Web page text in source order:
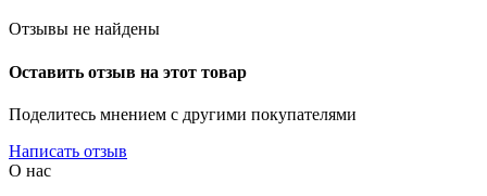
Отзывы не найдены
Оставить отзыв на этот товар
Поделитесь мнением с другими покупателями
Написать отзыв
О нас